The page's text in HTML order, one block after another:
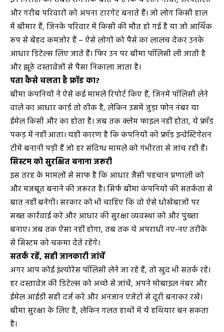
और गरीब परिवारों को अपना टारगेट बनाते हैं। जो लोग किसी हाल
में बीमार हैं, जिनके परिवार में किसी की मौत हो गई है या जो आर्थिक
रूप से बेहद कमजोर हैं – ऐसे लोगों को पैसे का लालच देकर उनके
आधार डिटेल्स लिए जाते हैं। फिर उन पर बीमा पॉलिसी ली जाती है
और झूठे दस्तावेजों से पैसा निकाला जाता है।
पता कैसे चलता है फ्रॉड का?
बीमा कंपनियों ने ऐसे कई मामले रिपोर्ट किए हैं, जिनमें पॉलिसी लेने
वाले का आधार कार्ड तो ठीक है, लेकिन उसमें जुड़ा फोन नंबर या
ईमेल किसी और का होता है। जब तक क्लेम फाइल नहीं होता, ये फ्रॉड
पकड़ में नहीं आता। यही कारण है कि कंपनियों को फ्रॉड इन्वेस्टिगेशन
टीमें बनानी पड़ी हैं जो हर संदिग्ध मामले को गंभीरता से जांच रही हैं।
सिस्टम को सुरक्षित बनाना जरूरी
इस तरह के मामलों से साफ है कि आधार जैसी पहचान प्रणाली को
और मजबूत बनाने की जरूरत है। सिर्फ बीमा कंपनियों की सतर्कता से
बात नहीं बनेगी। सरकार को भी चाहिए कि वो ऐसे धोखेबाजों पर
सख्त कार्रवाई करे और आधार की सुरक्षा व्यवस्था को और पुख्ता
बनाए। जब तक ऐसा नहीं होगा, तब तक ये अपराधी नए-नए तरीके
से सिस्टम को चकमा देते रहेंगे।
सतर्क रहें, सही जानकारी जांचें
अगर आप कोई इंश्योरेंस पॉलिसी लेने जा रहे हैं, तो खुद भी सतर्क रहें।
हर दस्तावेज की डिटेल्स को अच्छे से जांचें, अपने मोबाइल नंबर और
ईमेल आईडी सही दर्ज करें और अनजान एजेंटों से दूरी बनाकर रखें।
बीमा सुरक्षा के लिए है, लेकिन गलत हाथों में ये हथियार बन सकता
है।